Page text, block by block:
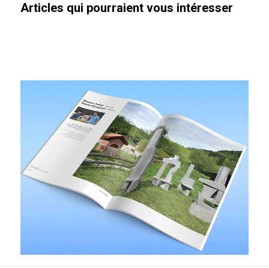
Articles qui pourraient vous intéresser